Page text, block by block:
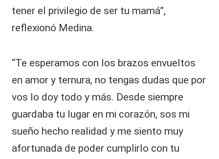
tener el privilegio de ser tu mamá”,
reflexionó Medina.
“Te esperamos con los brazos envueltos
en amor y ternura, no tengas dudas que por
vos lo doy todo y más. Desde siempre
guardaba tu lugar en mi corazón, sos mi
sueño hecho realidad y me siento muy
afortunada de poder cumplirlo con tu